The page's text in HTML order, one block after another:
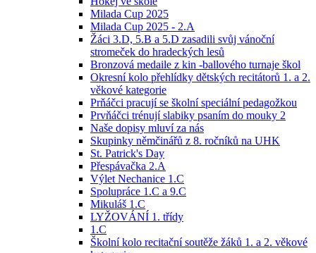
Milada Cup 2025
Milada Cup 2025 - 2.A
Žáci 3.D, 5.B a 5.D zasadili svůj vánoční
stromeček do hradeckých lesů
Bronzová medaile z kin -ballového turnaje škol
Okresní kolo přehlídky dětských recitátorů 1. a 2.
věkové kategorie
Prňáčci pracují se školní speciální pedagožkou
Prvňáčci trénují slabiky psaním do mouky 2
Naše dopisy mluví za nás
Skupinky němčinářů z 8. ročníků na UHK
St. Patrick's Day
Přespávačka 2.A
Výlet Nechanice 1.C
Spolupráce 1.C a 9.C
Mikuláš 1.C
LYŽOVÁNÍ 1. třídy
1.C
Školní kolo recitační soutěže žáků 1. a 2. věkové